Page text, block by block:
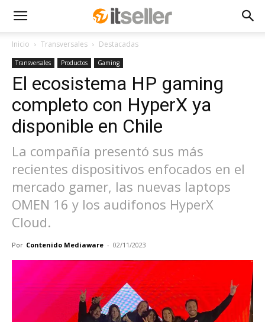
Inicio Transversales Destacadas
Transversales Productos Gaming
El ecosistema HP gaming
completo con HyperX ya
disponible en Chile
La compañía presentó sus más
recientes dispositivos enfocados en el
mercado gamer, las nuevas laptops
OMEN 16 y los audifonos HyperX
Cloud.
Por Contenido Mediaware - 02/11/2023